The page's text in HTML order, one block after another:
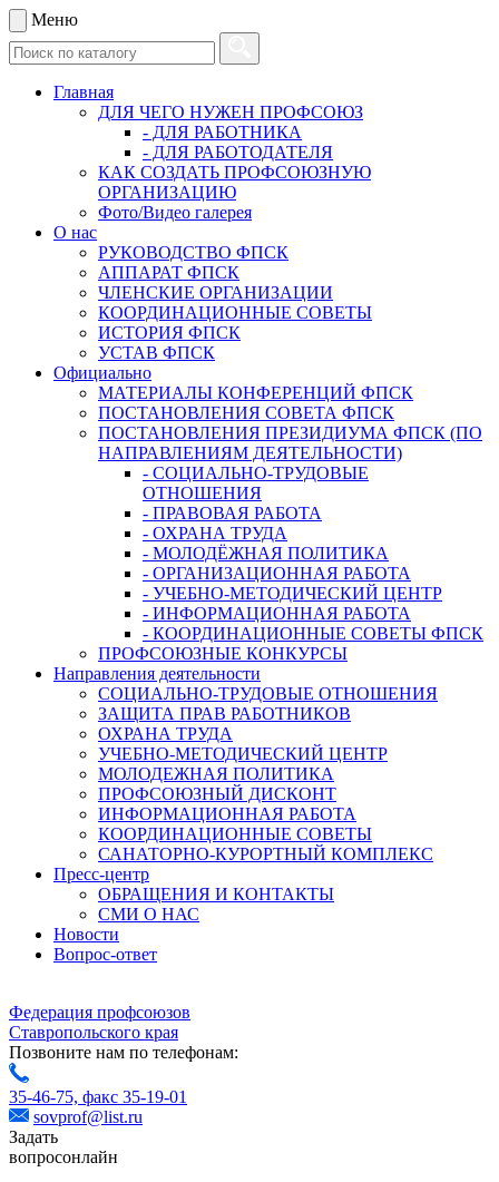
Меню
Главная
ДЛЯ ЧЕГО НУЖЕН ПРОФСОЮЗ
- ДЛЯ РАБОТНИКА
- ДЛЯ РАБОТОДАТЕЛЯ
КАК СОЗДАТЬ ПРОФСОЮЗНУЮ
ОРГАНИЗАЦИЮ
Фото/Видео галерея
О нас
РУКОВОДСТВО ФПСК
АППАРАТ ФПСК
ЧЛЕНСКИЕ ОРГАНИЗАЦИИ
КООРДИНАЦИОННЫЕ СОВЕТЫ
ИСТОРИЯ ФПСК
УСТАВ ФПСК
Официально
МАТЕРИАЛЫ КОНФЕРЕНЦИЙ ФПСК
ПОСТАНОВЛЕНИЯ СОВЕТА ФПСК
ПОСТАНОВЛЕНИЯ ПРЕЗИДИУМА ФПСК (ПО
НАПРАВЛЕНИЯМ ДЕЯТЕЛЬНОСТИ)
- СОЦИАЛЬНО-ТРУДОВЫЕ
ОТНОШЕНИЯ
- ПРАВОВАЯ РАБОТА
- ОХРАНА ТРУДА
- МОЛОДЁЖНАЯ ПОЛИТИКА
- ОРГАНИЗАЦИОННАЯ РАБОТА
- УЧЕБНО-МЕТОДИЧЕСКИЙ ЦЕНТР
- ИНФОРМАЦИОННАЯ РАБОТА
- КООРДИНАЦИОННЫЕ СОВЕТЫ ФПСК
ПРОФСОЮЗНЫЕ КОНКУРСЫ
Направления деятельности
СОЦИАЛЬНО-ТРУДОВЫЕ ОТНОШЕНИЯ
ЗАЩИТА ПРАВ РАБОТНИКОВ
ОХРАНА ТРУДА
УЧЕБНО-МЕТОДИЧЕСКИЙ ЦЕНТР
МОЛОДЕЖНАЯ ПОЛИТИКА
ПРОФСОЮЗНЫЙ ДИСКОНТ
ИНФОРМАЦИОННАЯ РАБОТА
КООРДИНАЦИОННЫЕ СОВЕТЫ
САНАТОРНО-КУРОРТНЫЙ КОМПЛЕКС
Пресс-центр
ОБРАЩЕНИЯ И КОНТАКТЫ
СМИ О НАС
Новости
Вопрос-ответ
Федерация профсоюзов
Ставропольского края
Позвоните нам по телефонам:
35-46-75, факс 35-19-01
sovprof@list.ru
Задать
вопросонлайн